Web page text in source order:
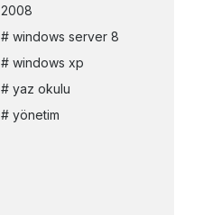
2008
windows server 8
windows xp
yaz okulu
yönetim